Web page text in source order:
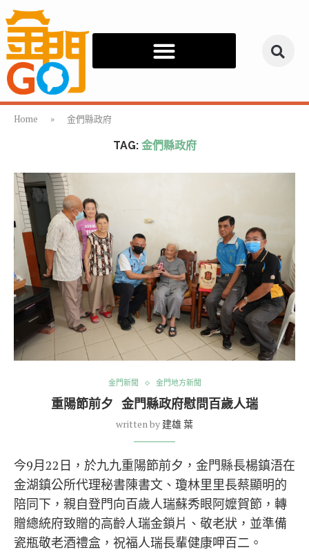
Home » 金們縣政府
TAG: 金們縣政府
金門新聞 金門地方新聞
重陽節前夕 金門縣政府慰問百歲人瑞
written by 建雄 葉
今9月22日，於九九重陽節前夕，金門縣長楊鎮浯在
金湖鎮公所代理秘書陳書文、瓊林里里長蔡顯明的
陪同下，親自登門向百歲人瑞蘇秀眼阿嬤賀節，轉
贈總統府致贈的高齡人瑞金鎖片、敬老狀，並準備
瓷瓶敬老酒禮盒，祝福人瑞長輩健康呷百二。